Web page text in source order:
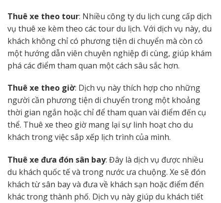
Thuê xe theo tour: Nhiều công ty du lịch cung cấp dịch
vụ thuê xe kèm theo các tour du lịch. Với dịch vụ này, du
khách không chỉ có phương tiện di chuyển mà còn có
một hướng dẫn viên chuyên nghiệp đi cùng, giúp khám
phá các điểm tham quan một cách sâu sắc hơn.
Thuê xe theo giờ: Dịch vụ này thích hợp cho những
người cần phương tiện di chuyển trong một khoảng
thời gian ngắn hoặc chỉ để tham quan vài điểm đến cụ
thể. Thuê xe theo giờ mang lại sự linh hoạt cho du
khách trong việc sắp xếp lịch trình của mình.
Thuê xe đưa đón sân bay: Đây là dịch vụ được nhiều
du khách quốc tế và trong nước ưa chuộng. Xe sẽ đón
khách từ sân bay và đưa về khách sạn hoặc điểm đến
khác trong thành phố. Dịch vụ này giúp du khách tiết